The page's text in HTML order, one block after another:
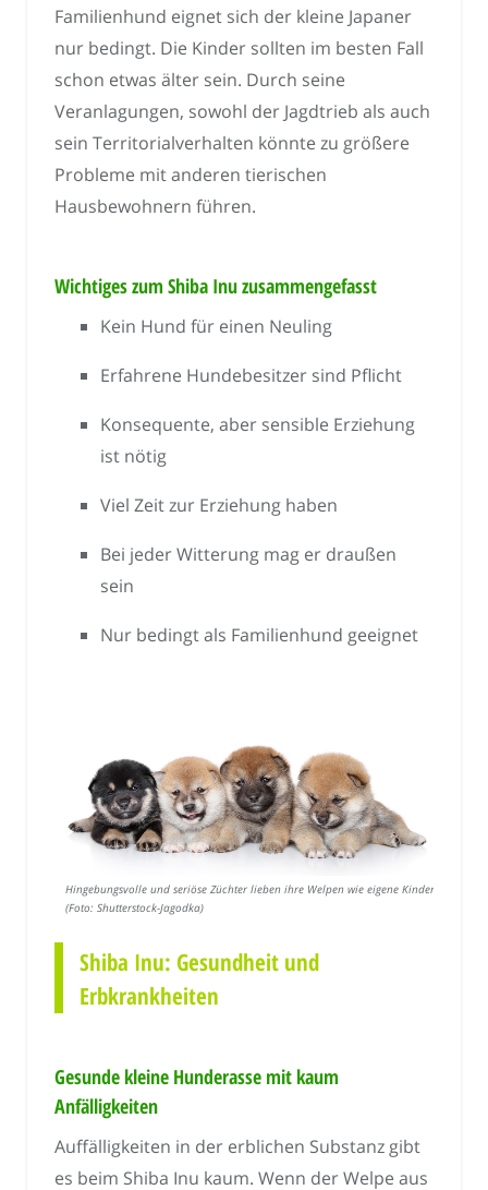
Familienhund eignet sich der kleine Japaner
nur bedingt. Die Kinder sollten im besten Fall
schon etwas älter sein. Durch seine
Veranlagungen, sowohl der Jagdtrieb als auch
sein Territorialverhalten könnte zu größere
Probleme mit anderen tierischen
Hausbewohnern führen.
Wichtiges zum Shiba Inu zusammengefasst
Kein Hund für einen Neuling
Erfahrene Hundebesitzer sind Pflicht
Konsequente, aber sensible Erziehung
ist nötig
Viel Zeit zur Erziehung haben
Bei jeder Witterung mag er draußen
sein
Nur bedingt als Familienhund geeignet
Hingebungsvolle und seriöse Züchter lieben ihre Welpen wie eigene Kinder.
(Foto: Shutterstock-Jagodka)
Shiba Inu: Gesundheit und
Erbkrankheiten
Gesunde kleine Hunderasse mit kaum
Anfälligkeiten
Auffälligkeiten in der erblichen Substanz gibt
es beim Shiba Inu kaum. Wenn der Welpe aus